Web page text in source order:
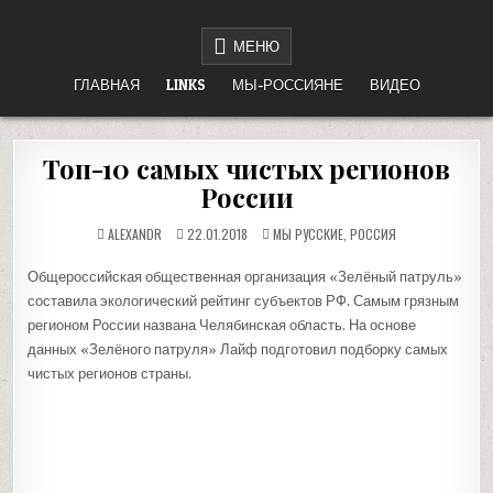
МЕНЮ
ГЛАВНАЯ LINKS МЫ-РОССИЯНЕ ВИДЕО
Топ-10 самых чистых регионов
России
ALEXANDR 22.01.2018 ОПУБЛИКОВАНО
В
МЫ РУССКИЕ РОССИЯ
Общероссийская общественная организация «Зелёный патруль»
составила экологический рейтинг субъектов РФ. Самым грязным
регионом России названа Челябинская область. На основе
данных «Зелёного патруля» Лайф подготовил подборку самых
чистых регионов страны.